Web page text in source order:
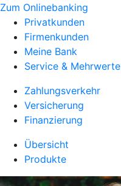
Zum Onlinebanking
Privatkunden
Firmenkunden
Meine Bank
Service & Mehrwerte
Zahlungsverkehr
Versicherung
Finanzierung
Übersicht
Produkte